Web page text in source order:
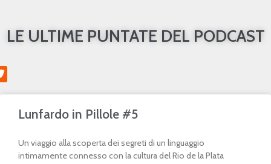
LE ULTIME PUNTATE DEL PODCAST
Lunfardo in Pillole #5
Un viaggio alla scoperta dei segreti di un linguaggio
intimamente connesso con la cultura del Rio de la Plata